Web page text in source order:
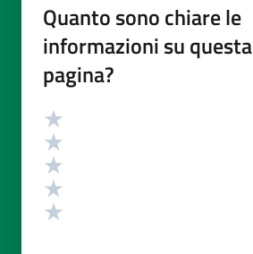
Quanto sono chiare le
informazioni su questa
pagina?
Valutazione